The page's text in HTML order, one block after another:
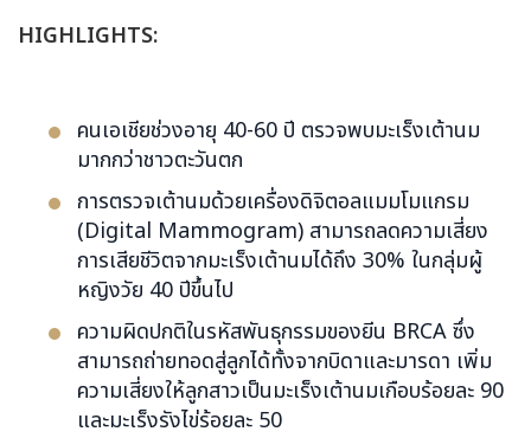
HIGHLIGHTS:
คนเอเชียช่วงอายุ 40-60 ปี ตรวจพบมะเร็งเต้านม
มากกว่าชาวตะวันตก
การตรวจเต้านมด้วยเครื่องดิจิตอลแมมโมแกรม
(Digital Mammogram) สามารถลดความเสี่ยง
การเสียชีวิตจากมะเร็งเต้านมได้ถึง 30% ในกลุ่มผู้
หญิงวัย 40 ปีขึ้นไป
ความผิดปกติในรหัสพันธุกรรมของยีน BRCA ซึ่ง
สามารถถ่ายทอดสู่ลูกได้ทั้งจากบิดาและมารดา เพิ่ม
ความเสี่ยงให้ลูกสาวเป็นมะเร็งเต้านมเกือบร้อยละ 90
และมะเร็งรังไข่ร้อยละ 50